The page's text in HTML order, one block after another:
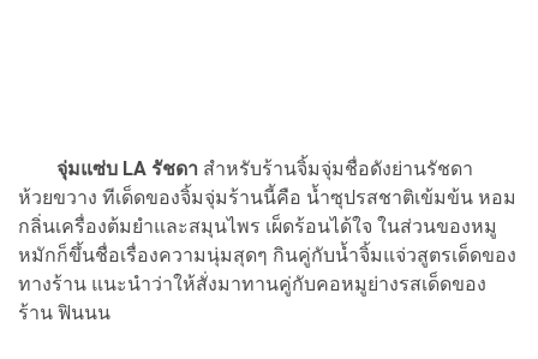
จุ่มแซ่บ LA รัชดา สำหรับร้านจิ้มจุ่มชื่อดังย่านรัชดา
ห้วยขวาง ทีเด็ดของจิ้มจุ่มร้านนี้คือ น้ำซุปรสชาติเข้มข้น หอม
กลิ่นเครื่องต้มยำและสมุนไพร เผ็ดร้อนได้ใจ ในส่วนของหมู
หมักก็ขึ้นชื่อเรื่องความนุ่มสุดๆ กินคู่กับน้ำจิ้มแจ่วสูตรเด็ดของ
ทางร้าน แนะนำว่าให้สั่งมาทานคู่กับคอหมูย่างรสเด็ดของ
ร้าน ฟินนน